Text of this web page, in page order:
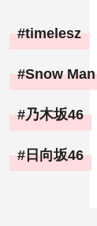
timelesz
Snow Man
乃木坂46
日向坂46